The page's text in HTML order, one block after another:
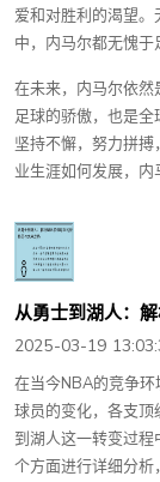
爱和对胜利的渴望
中，内马尔都无愧于
在未来，内马尔依
足球的骄傲，也是
坚持不懈，努力拼
业生涯如何发展，
从勇士到湖人：
2025-03-19
在当今NBA的竞争
球员的变化，各支
到湖人这一转变过
个方面进行详细分